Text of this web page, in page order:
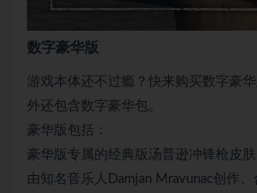
数字豪华版
游戏本体还不过瘾？快来购买数字豪
外还包含数字豪华包。
豪华版包括：
豪华版专属的经典版汤普逊冲锋枪皮肤
由知名音乐人Damjan Mravunac创作